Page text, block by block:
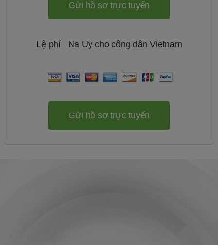
Gửi hồ sơ trực tuyến
Lệ phí Na Uy cho công dân Vietnam
Gửi hồ sơ trực tuyến